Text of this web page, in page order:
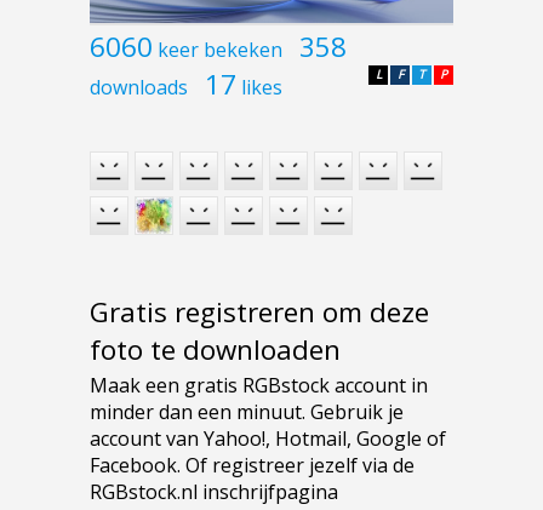
6060 keer bekeken 358
downloads 17 likes P
T
F
L
Gratis registreren om deze
foto te downloaden